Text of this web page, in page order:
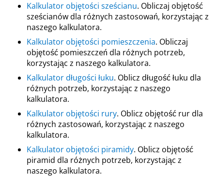
Kalkulator objętości sześcianu. Obliczaj objętość
sześcianów dla różnych zastosowań, korzystając z
naszego kalkulatora.
Kalkulator objętości pomieszczenia. Obliczaj
objętość pomieszczeń dla różnych potrzeb,
korzystając z naszego kalkulatora.
Kalkulator długości łuku. Oblicz długość łuku dla
różnych potrzeb, korzystając z naszego
kalkulatora.
Kalkulator objętości rury. Oblicz objętość rur dla
różnych zastosowań, korzystając z naszego
kalkulatora.
Kalkulator objętości piramidy. Oblicz objętość
piramid dla różnych potrzeb, korzystając z
naszego kalkulatora.